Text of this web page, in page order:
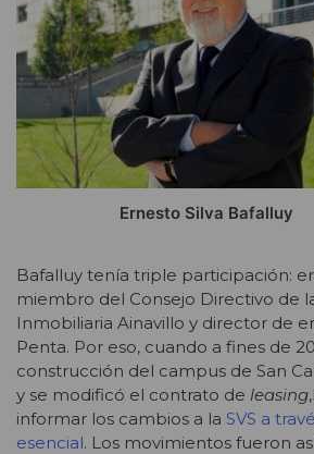
Ernesto Silva Bafalluy
Bafalluy tenía triple participación:
miembro del Consejo Directivo de
Inmobiliaria Ainavillo y director de
Penta. Por eso, cuando a fines de
construcción del campus de San
y se modificó el contrato de leasing
informar los cambios a la SVS a
esencial. Los movimientos fueron